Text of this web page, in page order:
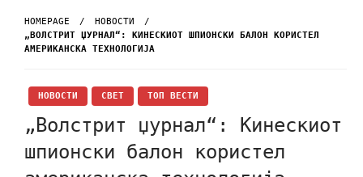
HOMEPAGE
НОВОСТИ
„ВОЛСТРИТ ЏУРНАЛ“: КИНЕСКИОТ ШПИОНСКИ БАЛОН КОРИСТЕЛ
АМЕРИКАНСКА ТЕХНОЛОГИЈА
НОВОСТИ СВЕТ ТОП ВЕСТИ
„Волстрит џурнал“: Кинескиот
шпионски балон користел